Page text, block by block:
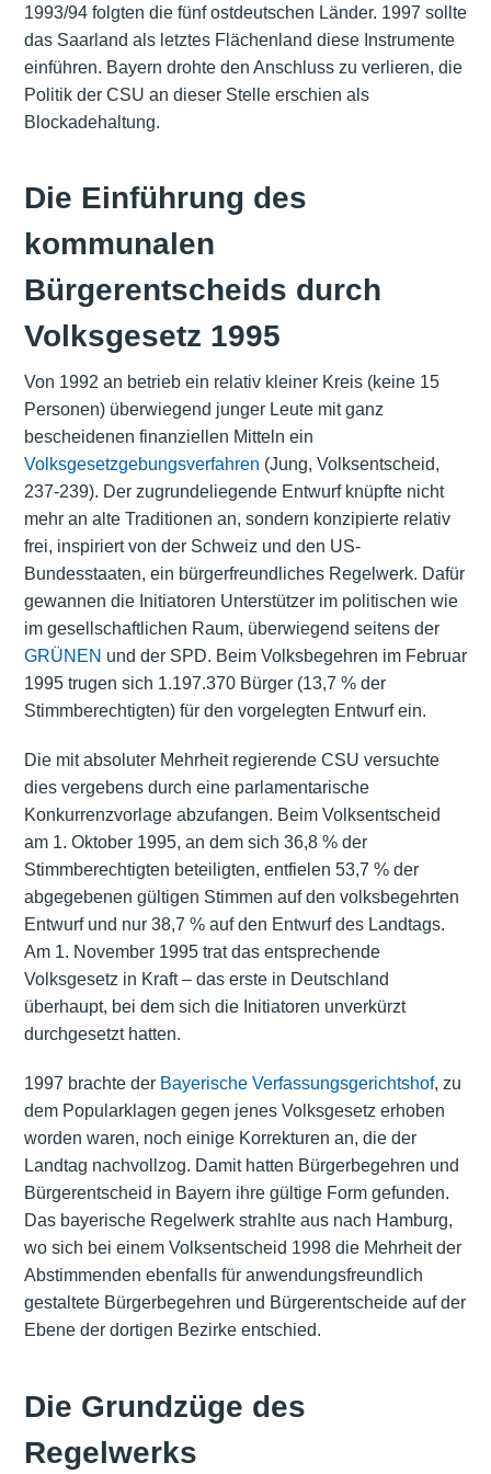
1993/94 folgten die fünf ostdeutschen Länder. 1997 sollte
das Saarland als letztes Flächenland diese Instrumente
einführen. Bayern drohte den Anschluss zu verlieren, die
Politik der CSU an dieser Stelle erschien als
Blockadehaltung.
Die Einführung des
kommunalen
Bürgerentscheids durch
Volksgesetz 1995
Von 1992 an betrieb ein relativ kleiner Kreis (keine 15
Personen) überwiegend junger Leute mit ganz
bescheidenen finanziellen Mitteln ein
Volksgesetzgebungsverfahren (Jung, Volksentscheid,
237-239). Der zugrundeliegende Entwurf knüpfte nicht
mehr an alte Traditionen an, sondern konzipierte relativ
frei, inspiriert von der Schweiz und den US-
Bundesstaaten, ein bürgerfreundliches Regelwerk. Dafür
gewannen die Initiatoren Unterstützer im politischen wie
im gesellschaftlichen Raum, überwiegend seitens der
GRÜNEN und der SPD. Beim Volksbegehren im Februar
1995 trugen sich 1.197.370 Bürger (13,7 % der
Stimmberechtigten) für den vorgelegten Entwurf ein.
Die mit absoluter Mehrheit regierende CSU versuchte
dies vergebens durch eine parlamentarische
Konkurrenzvorlage abzufangen. Beim Volksentscheid
am 1. Oktober 1995, an dem sich 36,8 % der
Stimmberechtigten beteiligten, entfielen 53,7 % der
abgegebenen gültigen Stimmen auf den volksbegehrten
Entwurf und nur 38,7 % auf den Entwurf des Landtags.
Am 1. November 1995 trat das entsprechende
Volksgesetz in Kraft – das erste in Deutschland
überhaupt, bei dem sich die Initiatoren unverkürzt
durchgesetzt hatten.
1997 brachte der Bayerische Verfassungsgerichtshof, zu
dem Popularklagen gegen jenes Volksgesetz erhoben
worden waren, noch einige Korrekturen an, die der
Landtag nachvollzog. Damit hatten Bürgerbegehren und
Bürgerentscheid in Bayern ihre gültige Form gefunden.
Das bayerische Regelwerk strahlte aus nach Hamburg,
wo sich bei einem Volksentscheid 1998 die Mehrheit der
Abstimmenden ebenfalls für anwendungsfreundlich
gestaltete Bürgerbegehren und Bürgerentscheide auf der
Ebene der dortigen Bezirke entschied.
Die Grundzüge des
Regelwerks